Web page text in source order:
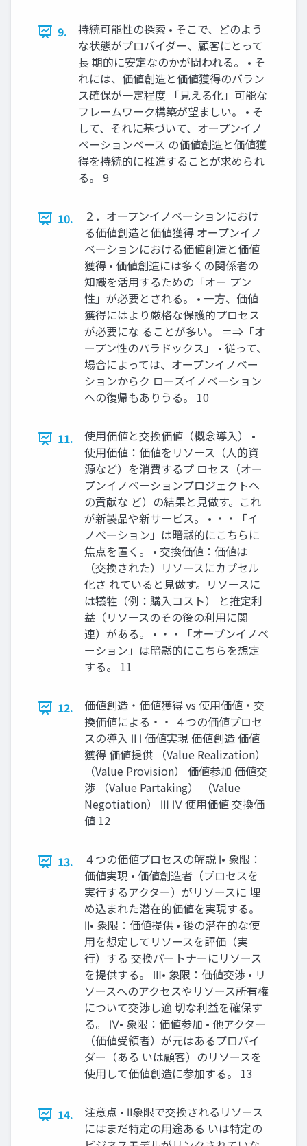
9.
持続可能性の探索 • そこで、どのよう
な状態がプロバイダー、顧客にとって
長 期的に安定なのかが問われる。 • そ
れには、価値創造と価値獲得のバラン
ス確保が一定程度 「見える化」可能な
フレームワーク構築が望ましい。 • そ
して、それに基づいて、オープンイノ
ベーションベース の価値創造と価値獲
得を持続的に推進することが求められ
る。 9
10.
２．オープンイノベーションにおけ
る価値創造と価値獲得 オープンイノ
ベーションにおける価値創造と価値
獲得 • 価値創造には多くの関係者の
知識を活用するための「オー プン
性」が必要とされる。 • 一方、価値
獲得にはより厳格な保護的プロセス
が必要にな ることが多い。 ＝⇒「オ
ープン性のパラドックス」 • 従って、
場合によっては、オープンイノベー
ションからク ローズイノベーション
への復帰もありうる。 10
11.
使用価値と交換価値（概念導入） •
使用価値：価値をリソース（人的資
源など）を消費するプ ロセス（オー
プンイノベーションプロジェクトへ
の貢献な ど）の結果と見做す。これ
が新製品や新サービス。 • ・・「イ
ノベーション」は暗黙的にこちらに
焦点を置く。 • 交換価値：価値は
（交換された）リソースにカプセル
化さ れていると見做す。リソースに
は犠牲（例：購入コスト） と推定利
益（リソースのその後の利用に関
連）がある。 • ・・「オープンイノベ
ーション」は暗黙的にこちらを想定
する。 11
12.
価値創造・価値獲得 vs 使用価値・交
換価値による・・ ４つの価値プロセ
スの導入 Ⅱ Ⅰ 価値実現 価値創造 価値
獲得 価値提供 （Value Realization）
（Value Provision） 価値参加 価値交
渉 （Value Partaking） （Value
Negotiation） Ⅲ Ⅳ 使用価値 交換価
値 12
13.
４つの価値プロセスの解説 Ⅰ• 象限：
価値実現 • 価値創造者（プロセスを
実行するアクター）がリソースに 埋
め込まれた潜在的価値を実現する。
Ⅱ• 象限：価値提供 • 後の潜在的な使
用を想定してリソースを評価（実
行）する 交換パートナーにリソース
を提供する。 Ⅲ• 象限：価値交渉 • リ
ソースへのアクセスやリソース所有権
について交渉し適 切な利益を確保す
る。 Ⅳ• 象限：価値参加 • 他アクター
（価値受領者）が元はあるプロバイ
ダー（ある いは顧客）のリソースを
使用して価値創造に参加する。 13
14.
注意点 • Ⅱ象限で交換されるリソース
にはまだ特定の用途ある いは特定の